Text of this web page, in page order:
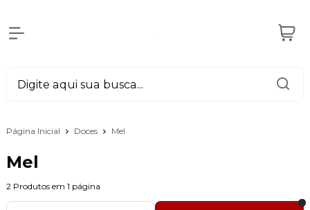
Página Inicial Doces Mel
Mel
2 Produtos em 1 página